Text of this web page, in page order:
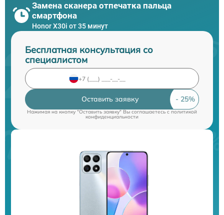
Замена сканера отпечатка пальца
смартфона
Honor X30i от 35 минут
Бесплатная консультация со
специалистом
Оставить заявку
Нажимая на кнопку "Оставить заявку" Вы соглашаетесь cполитикой
конфиденциальности